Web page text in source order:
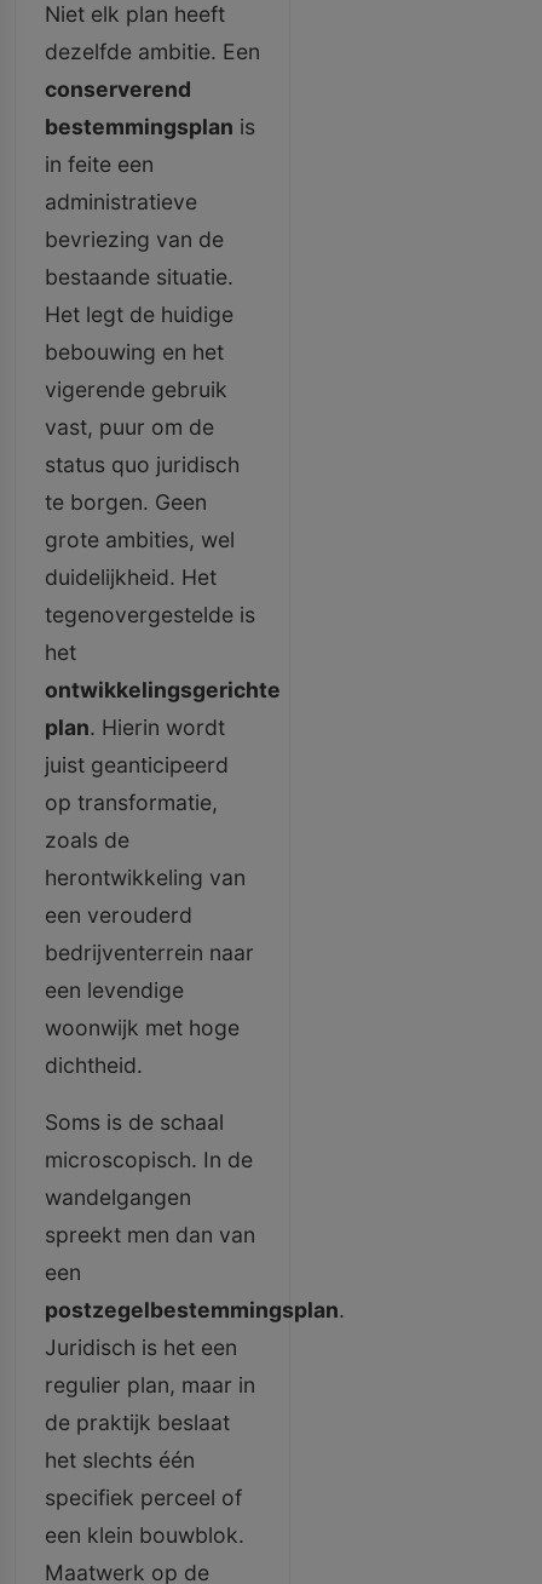
Niet elk plan heeft
dezelfde ambitie. Een
conserverend
bestemmingsplan is
in feite een
administratieve
bevriezing van de
bestaande situatie.
Het legt de huidige
bebouwing en het
vigerende gebruik
vast, puur om de
status quo juridisch
te borgen. Geen
grote ambities, wel
duidelijkheid. Het
tegenovergestelde is
het
ontwikkelingsgerichte
plan. Hierin wordt
juist geanticipeerd
op transformatie,
zoals de
herontwikkeling van
een verouderd
bedrijventerrein naar
een levendige
woonwijk met hoge
dichtheid.
Soms is de schaal
microscopisch. In de
wandelgangen
spreekt men dan van
een
postzegelbestemmingsplan.
Juridisch is het een
regulier plan, maar in
de praktijk beslaat
het slechts één
specifiek perceel of
een klein bouwblok.
Maatwerk op de